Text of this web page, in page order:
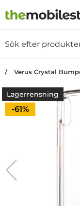
Verus Crystal
Lagerrensning
Priset är nedsatt
-61%